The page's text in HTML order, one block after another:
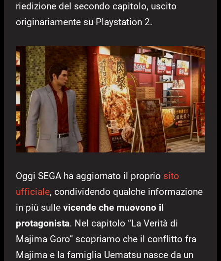
riedizione del secondo capitolo, uscito
originariamente su Playstation 2.
Oggi SEGA ha aggiornato il proprio sito
ufficiale, condividendo qualche informazione
in più sulle vicende che muovono il
protagonista. Nel capitolo “La Verità di
Majima Goro” scopriamo che il conflitto fra
Majima e la famiglia Uematsu nasce da un